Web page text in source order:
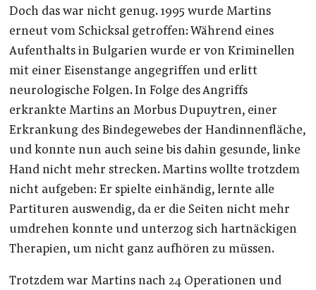
Doch das war nicht genug. 1995 wurde Martins
erneut vom Schicksal getroffen: Während eines
Aufenthalts in Bulgarien wurde er von Kriminellen
mit einer Eisenstange angegriffen und erlitt
neurologische Folgen. In Folge des Angriffs
erkrankte Martins an Morbus Dupuytren, einer
Erkrankung des Bindegewebes der Handinnenfläche,
und konnte nun auch seine bis dahin gesunde, linke
Hand nicht mehr strecken. Martins wollte trotzdem
nicht aufgeben: Er spielte einhändig, lernte alle
Partituren auswendig, da er die Seiten nicht mehr
umdrehen konnte und unterzog sich hartnäckigen
Therapien, um nicht ganz aufhören zu müssen.
Trotzdem war Martins nach 24 Operationen und